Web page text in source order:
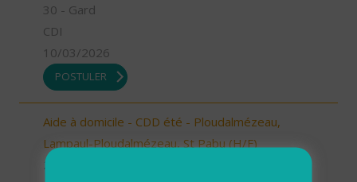
30 - Gard
CDI
10/03/2026
POSTULER
Aide à domicile - CDD été - Ploudalmézeau,
Lampaul-Ploudalmézeau, St Pabu (H/F)
29 - Finistère